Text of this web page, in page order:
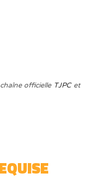
officielle TJPCet